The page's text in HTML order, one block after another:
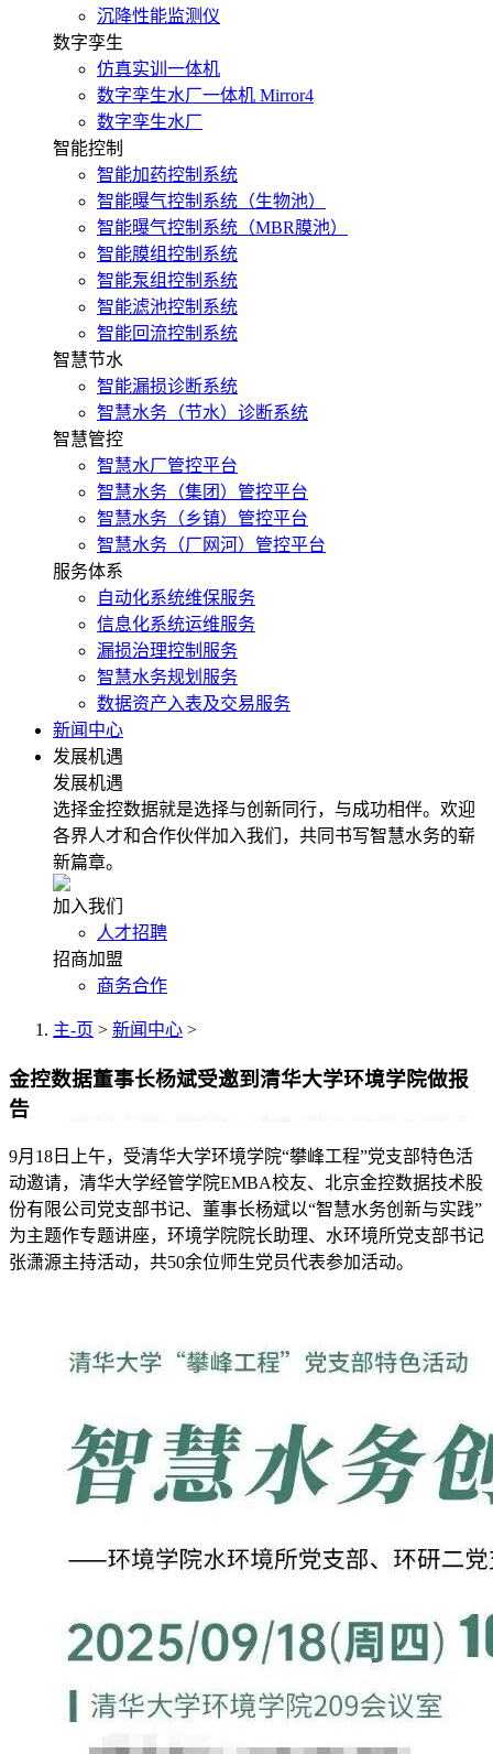
沉降性能监测仪
数字孪生
仿真实训一体机
数字孪生水厂一体机 Mirror4
数字孪生水厂
智能控制
智能加药控制系统
智能曝气控制系统（生物池）
智能曝气控制系统（MBR膜池）
智能膜组控制系统
智能泵组控制系统
智能滤池控制系统
智能回流控制系统
智慧节水
智能漏损诊断系统
智慧水务（节水）诊断系统
智慧管控
智慧水厂管控平台
智慧水务（集团）管控平台
智慧水务（乡镇）管控平台
智慧水务（厂网河）管控平台
服务体系
自动化系统维保服务
信息化系统运维服务
漏损治理控制服务
智慧水务规划服务
数据资产入表及交易服务
新闻中心
发展机遇
发展机遇
选择金控数据就是选择与创新同行，与成功相伴。欢迎
各界人才和合作伙伴加入我们，共同书写智慧水务的崭
新篇章。
加入我们
人才招聘
招商加盟
商务合作
主-页 > 新闻中心 >
金控数据董事长杨斌受邀到清华大学环境学院做报
告
9月18日上午，受清华大学环境学院“攀峰工程”党支部特色活
动邀请，清华大学经管学院EMBA校友、北京金控数据技术股
份有限公司党支部书记、董事长杨斌以“智慧水务创新与实践”
为主题作专题讲座，环境学院院长助理、水环境所党支部书记
张潇源主持活动，共50余位师生党员代表参加活动。